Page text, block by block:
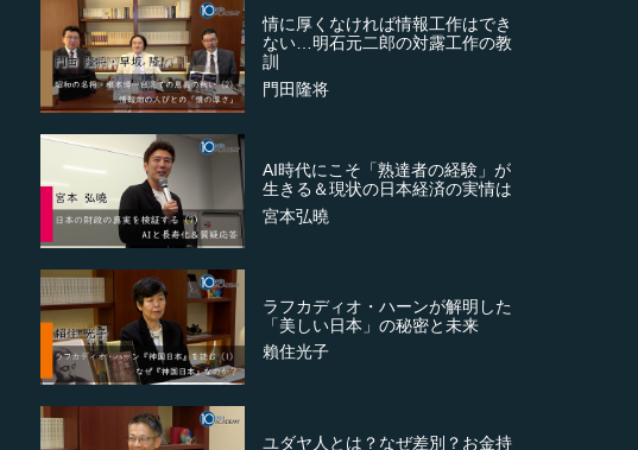
情に厚くなければ情報工作はでき
ない…明石元二郎の対露工作の教
訓
門田隆将
AI時代にこそ「熟達者の経験」が
生きる＆現状の日本経済の実情は
宮本弘曉
ラフカディオ・ハーンが解明した
「美しい日本」の秘密と未来
賴住光子
ユダヤ人とは？なぜ差別？お金持